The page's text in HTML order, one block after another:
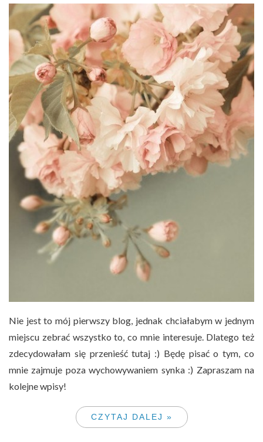
Nie jest to mój pierwszy blog, jednak chciałabym w jednym
miejscu zebrać wszystko to, co mnie interesuje. Dlatego też
zdecydowałam się przenieść tutaj :) Będę pisać o tym, co
mnie zajmuje poza wychowywaniem synka :) Zapraszam na
kolejne wpisy!
CZYTAJ DALEJ »